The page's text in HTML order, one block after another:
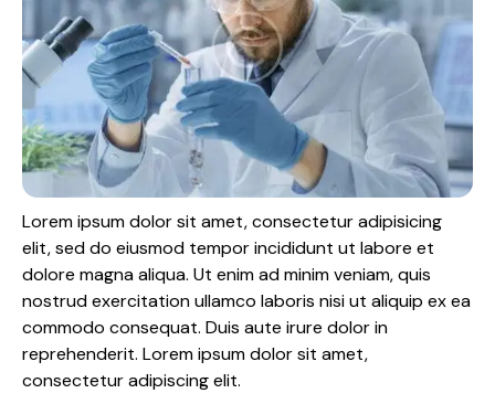
Lorem ipsum dolor sit amet, consectetur adipisicing
elit, sed do eiusmod tempor incididunt ut labore et
dolore magna aliqua. Ut enim ad minim veniam, quis
nostrud exercitation ullamco laboris nisi ut aliquip ex ea
commodo consequat. Duis aute irure dolor in
reprehenderit. Lorem ipsum dolor sit amet,
consectetur adipiscing elit.